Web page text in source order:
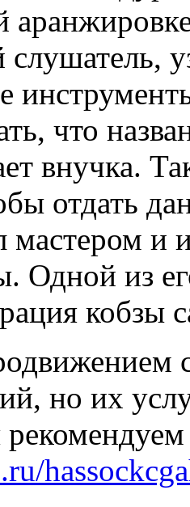
слушатель,
что
внучка.
отдать
и
Одной из
кобзы
но их